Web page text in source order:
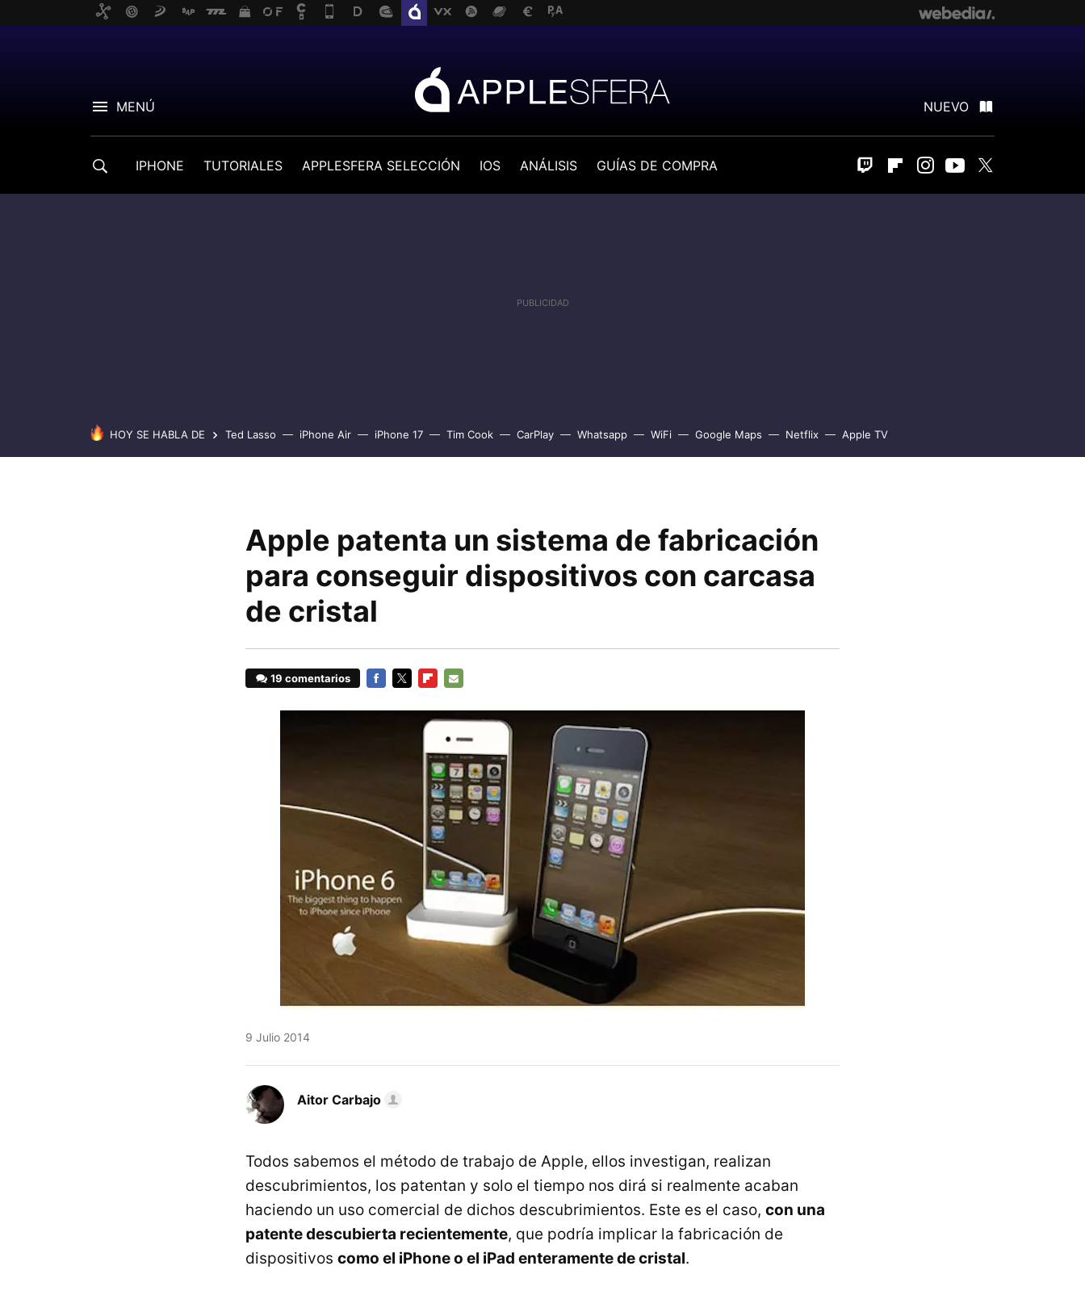
MENÚ NUEVO
IPHONE TUTORIALES APPLESFERA SELECCIÓN IOS ANÁLISIS GUÍAS DE COMPRA Twitch FlipboardInstagram
Youtube
HOY SE HABLA DE Ted Lasso iPhone Air iPhone 17 Tim Cook CarPlay Whatsapp WiFi Google Maps Netflix Apple TV
Apple patenta un sistema de fabricación
para conseguir dispositivos con carcasa
de cristal
19 comentarios
MAIL
9 Julio 2014
Aitor Carbajo
Todos sabemos el método de trabajo de Apple, ellos investigan, realizan
descubrimientos, los patentan y solo el tiempo nos dirá si realmente acaban
haciendo un uso comercial de dichos descubrimientos. Este es el caso, con una
patente descubierta recientemente, que podría implicar la fabricación de
dispositivos como el iPhone o el iPad enteramente de cristal.